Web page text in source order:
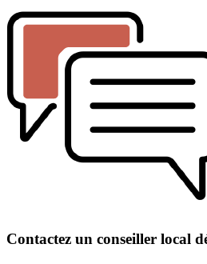
Contactez un conseiller local